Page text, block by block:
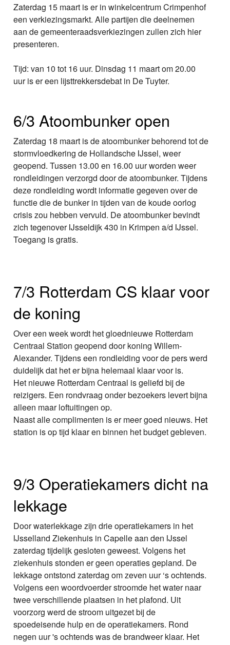
Zaterdag 15 maart is er in winkelcentrum Crimpenhof
een verkiezingsmarkt. Alle partijen die deelnemen
aan de gemeenteraadsverkiezingen zullen zich hier
presenteren.
Tijd: van 10 tot 16 uur. Dinsdag 11 maart om 20.00
uur is er een lijsttrekkersdebat in De Tuyter.
6/3 Atoombunker open
Zaterdag 18 maart is de atoombunker behorend tot de
stormvloedkering de Hollandsche IJssel, weer
geopend. Tussen 13.00 en 16.00 uur worden weer
rondleidingen verzorgd door de atoombunker. Tijdens
deze rondleiding wordt informatie gegeven over de
functie die de bunker in tijden van de koude oorlog
crisis zou hebben vervuld. De atoombunker bevindt
zich tegenover IJsseldijk 430 in Krimpen a/d IJssel.
Toegang is gratis.
7/3 Rotterdam CS klaar voor
de koning
Over een week wordt het gloednieuwe Rotterdam
Centraal Station geopend door koning Willem-
Alexander. Tijdens een rondleiding voor de pers werd
duidelijk dat het er bijna helemaal klaar voor is.
Het nieuwe Rotterdam Centraal is geliefd bij de
reizigers. Een rondvraag onder bezoekers levert bijna
alleen maar loftuitingen op.
Naast alle complimenten is er meer goed nieuws. Het
station is op tijd klaar en binnen het budget gebleven.
9/3 Operatiekamers dicht na
lekkage
Door waterlekkage zijn drie operatiekamers in het
IJsselland Ziekenhuis in Capelle aan den IJssel
zaterdag tijdelijk gesloten geweest. Volgens het
ziekenhuis stonden er geen operaties gepland. De
lekkage ontstond zaterdag om zeven uur ‘s ochtends.
Volgens een woordvoerder stroomde het water naar
twee verschillende plaatsen in het plafond. Uit
voorzorg werd de stroom uitgezet bij de
spoedeisende hulp en de operatiekamers. Rond
negen uur 's ochtends was de brandweer klaar. Het